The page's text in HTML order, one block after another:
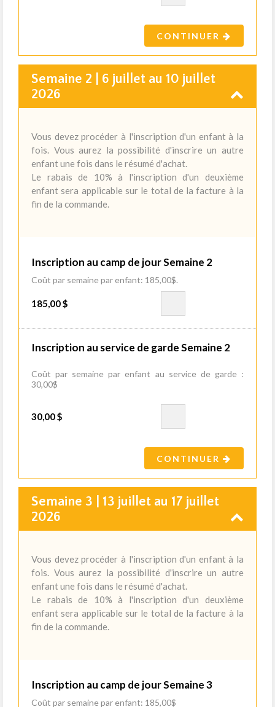
CONTINUER
Semaine 2 | 6 juillet au 10 juillet
2026
Vous devez procéder à l'inscription d'un enfant à la
fois. Vous aurez la possibilité d'inscrire un autre
enfant une fois dans le résumé d'achat.
Le rabais de 10% à l'inscription d'un deuxième
enfant sera applicable sur le total de la facture à la
fin de la commande.
Inscription au camp de jour Semaine 2
Coût par semaine par enfant: 185,00$.
185,00 $
Inscription au service de garde Semaine 2
Coût par semaine par enfant au service de garde :
30,00$
30,00 $
CONTINUER
Semaine 3 | 13 juillet au 17 juillet
2026
Vous devez procéder à l'inscription d'un enfant à la
fois. Vous aurez la possibilité d'inscrire un autre
enfant une fois dans le résumé d'achat.
Le rabais de 10% à l'inscription d'un deuxième
enfant sera applicable sur le total de la facture à la
fin de la commande.
Inscription au camp de jour Semaine 3
Coût par semaine par enfant: 185,00$